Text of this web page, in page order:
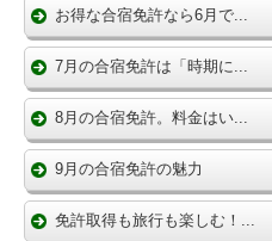
お得な合宿免許なら6月で...
7月の合宿免許は「時期に...
8月の合宿免許。料金はい...
9月の合宿免許の魅力
免許取得も旅行も楽しむ！...